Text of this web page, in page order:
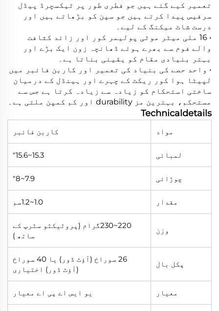
تعمیر کیے گئے ہیں جو فطری طور پر ٹیکسچرڈ پیڈل
سرفیس پیدا کرتے ہیں جو سپن کو بڑھاتے ہیں اور
درست شاٹ میکنگ کے لیے۔
• 16 ملی میٹر موٹی پولیمر کور اور زائد کثافت
والے فوم سے بھرے ہوئے ڈھانچہ زون ایک بڑے اور
بہتر بنیادی مقام کو یقینی بناتا ہے۔
• واحد حصے کی بنیاد کی تعمیر اور کاربن فائبر میں
لپیٹا ہوا کور ریکٹ کے چہرے اور ہینڈل کے درمیان
ساختی استحکام کو زیادہ سے زیادہ کرتا ہے جس سے
مستحکم، بہترین مز durability اور کم کمپن ملتی ہے۔
Technicaldetails
مواد کاربن فائبر
لمبائی 15.3~15.6"
چوڑائی 7.9~8"
مقدار 1.0~1.2سم
وزن
220~230گرام (پروٹیکٹو سٹرپ کے
ساتھ )
پکل بال
26 سوراخ (آؤٹ ڈور) یا 40 سوراخ
(آؤٹ ڈور) اختیاری
معیار یو ایس اے پی اے معیار